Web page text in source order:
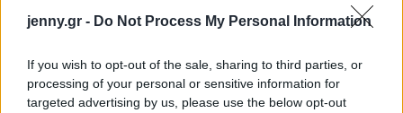
jenny.gr - Do Not Process My Personal Information
If you wish to opt-out of the sale, sharing to third parties, or
processing of your personal or sensitive information for
targeted advertising by us, please use the below opt-out